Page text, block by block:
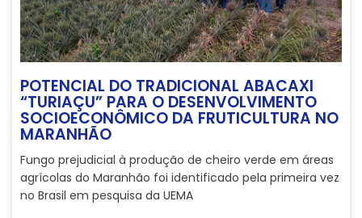
POTENCIAL DO TRADICIONAL ABACAXI
“TURIAÇU” PARA O DESENVOLVIMENTO
SOCIOECONÔMICO DA FRUTICULTURA NO
MARANHÃO
Fungo prejudicial à produção de cheiro verde em áreas
agrícolas do Maranhão foi identificado pela primeira vez
no Brasil em pesquisa da UEMA